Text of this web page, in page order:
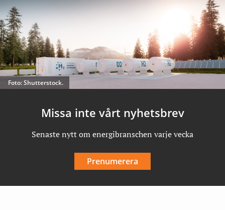
Foto: Shutterstock.
Missa inte vårt nyhetsbrev
Senaste nytt om energibranschen varje vecka
Prenumerera